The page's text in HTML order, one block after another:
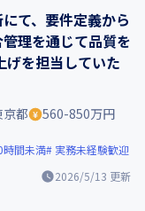
て、要件定義から
理を通じて品質を
げを担当していた
2026/5/13 更新
京都
560-850万円
時間未満 実務未経験歓迎